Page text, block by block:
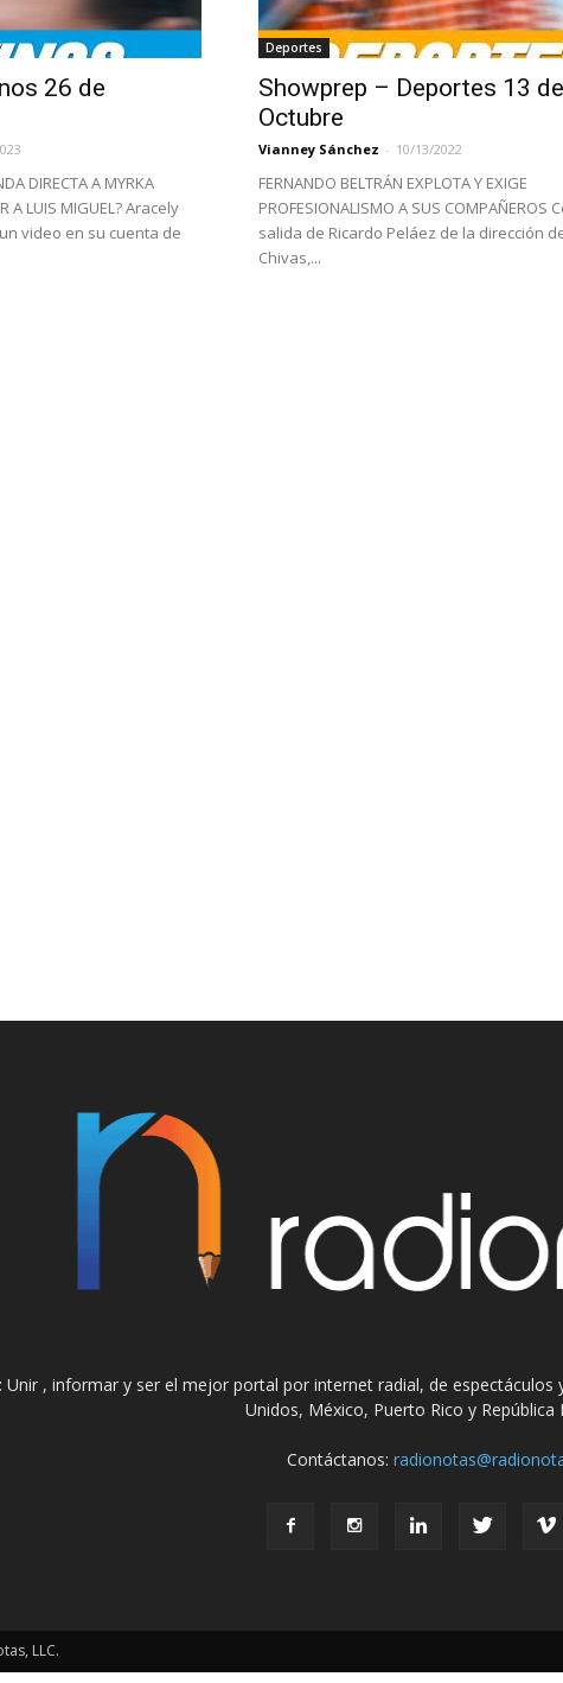
26 de
DIRECTA A MYRKA
A LUIS MIGUEL? Aracely
video en su cuenta de
Deportes
Showprep – Deportes 13 de
Octubre
Vianney Sánchez - 10/13/2022
FERNANDO BELTRÁN EXPLOTA Y EXIGE
PROFESIONALISMO A SUS COMPAÑEROS
salida de Ricardo Peláez de la dirección
Chivas,...
Unir , informar y ser el mejor portal por internet radial, de
Unidos, México, Puerto Rico y República
Contáctanos:
LLC.